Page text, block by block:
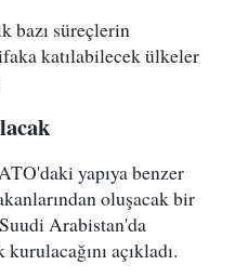
bazı süreçlerin
katılabilecek ülkeler
yapıya benzer
oluşacak bir
Arabistan'da
açıkladı.